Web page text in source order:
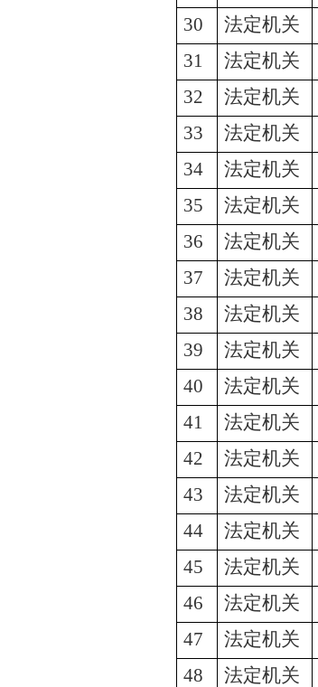
30 法定机关
31
法定机关
32
法定机关
33
法定机关
34
法定机关
35
法定机关
36 法定机关
37
法定机关
38
法定机关
39 法定机关
40 法定机关
41 法定机关
42 法定机关
43 法定机关
44 法定机关
45 法定机关
46 法定机关
47 法定机关
48 法定机关